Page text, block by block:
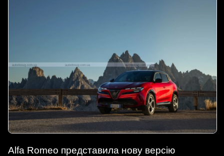
Alfa Romeo представила нову версію